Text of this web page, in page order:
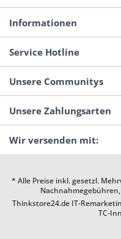
Informationen
Service Hotline
Unsere Communitys
Unsere Zahlungsarten
Wir versenden mit:
* Alle Preise inkl. gesetzl.
Thinkstore24.de IT-
TC-